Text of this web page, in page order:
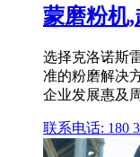
蒙磨粉机,
选择克洛诺斯
准的粉磨解决
企业发展惠及
联系电话: 180